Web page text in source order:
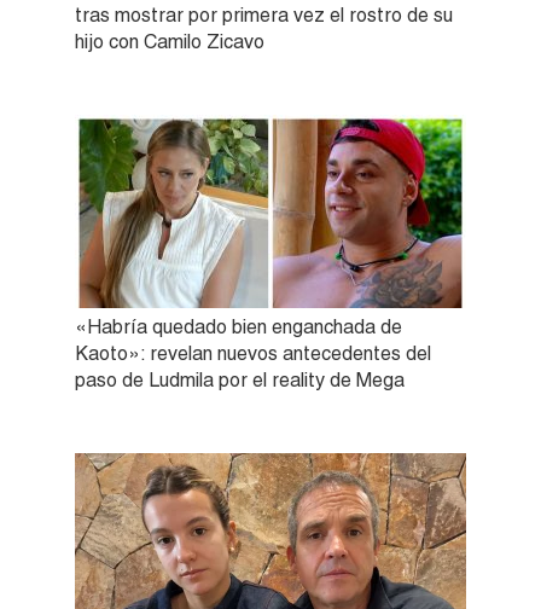
tras mostrar por primera vez el rostro de su
hijo con Camilo Zicavo
«Habría quedado bien enganchada de
Kaoto»: revelan nuevos antecedentes del
paso de Ludmila por el reality de Mega